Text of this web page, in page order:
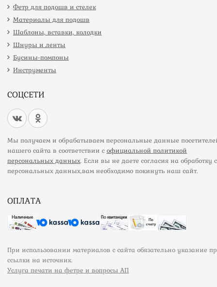
Фетр для подошв и стелек
Материалы для подошв
Шаблоны, вставки, колодки
Шнуры и ленты
Бусины-помпоны
Инструменты
СОЦСЕТИ
Мы получаем и обрабатываем персональные данные
нашего сайта в соответствии с официальной политикой
персональных данных. Если вы не даете согласия на обработку
персональных данных,вам необходимо покинуть наш сайт.
ОПЛАТА
При использовании материалов с сайта обязательно указание
ссылки на источник.
Услуга печати на фетре и вопросы АП